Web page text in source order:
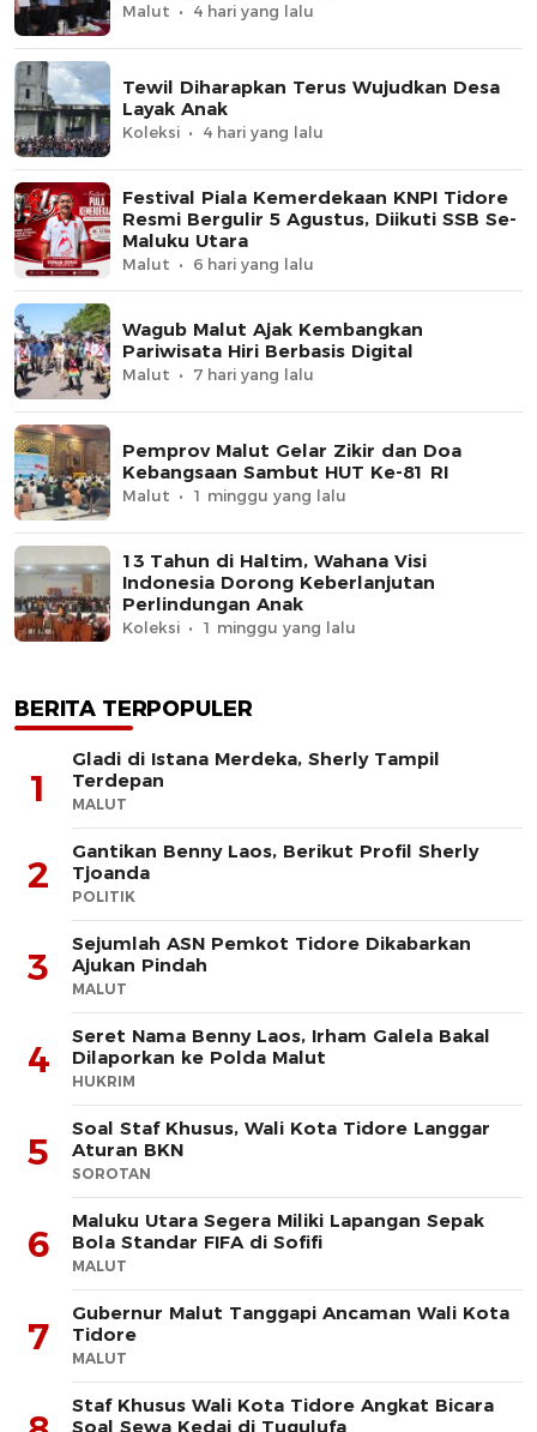
Malut 4 hari yang lalu
Tewil Diharapkan Terus Wujudkan Desa
Layak Anak
Koleksi 4 hari yang lalu
Festival Piala Kemerdekaan KNPI Tidore
Resmi Bergulir 5 Agustus, Diikuti SSB Se-
Maluku Utara
Malut 6 hari yang lalu
Wagub Malut Ajak Kembangkan
Pariwisata Hiri Berbasis Digital
Malut 7 hari yang lalu
Pemprov Malut Gelar Zikir dan Doa
Kebangsaan Sambut HUT Ke-81 RI
Malut 1 minggu yang lalu
13 Tahun di Haltim, Wahana Visi
Indonesia Dorong Keberlanjutan
Perlindungan Anak
Koleksi 1 minggu yang lalu
BERITA TERPOPULER
1
Gladi di Istana Merdeka, Sherly Tampil
Terdepan
MALUT
2
Gantikan Benny Laos, Berikut Profil Sherly
Tjoanda
POLITIK
3
Sejumlah ASN Pemkot Tidore Dikabarkan
Ajukan Pindah
MALUT
4
Seret Nama Benny Laos, Irham Galela Bakal
Dilaporkan ke Polda Malut
HUKRIM
5
Soal Staf Khusus, Wali Kota Tidore Langgar
Aturan BKN
SOROTAN
6
Maluku Utara Segera Miliki Lapangan Sepak
Bola Standar FIFA di Sofifi
MALUT
7
Gubernur Malut Tanggapi Ancaman Wali Kota
Tidore
MALUT
Staf Khusus Wali Kota Tidore Angkat Bicara
Soal Sewa Kedai di Tugulufa